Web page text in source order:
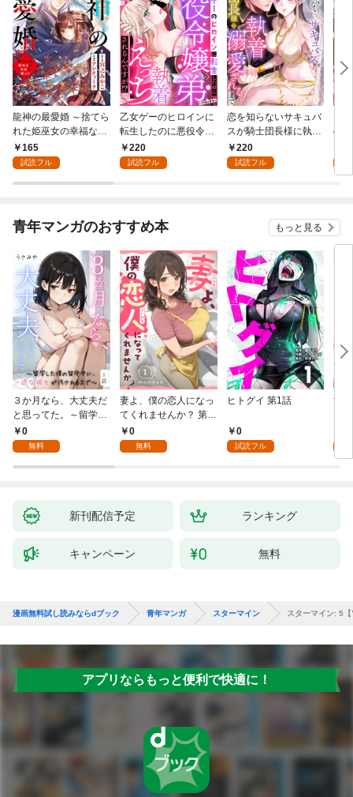
龍神の最愛婚 ～捨てら
れた姫巫女の幸福な嫁
入り～: 1
165
試読フル
乙女ゲーのヒロインに
転生したのに悪役令嬢
の弟（攻略対象外）に
執着えっちされるんで
220
試読フル
恋を知らないサキュバ
スが騎士団長様に執着
溺愛されるまで: 1
220
試読フル
の
青年マンガのおすすめ本 もっと見る
３か月なら、大丈夫だ
と思ってた。～留学し
た僕の留守中に、一途
な彼女が汚されるまで
0
無料
妻よ、僕の恋人になっ
てくれませんか？ 第1
話0
無料
ヒトグイ 第1話
0
試読フル
世
新刊配信予定 ランキング
キャンペーン 無料
漫画無料試し読みならdブック 青年マンガ スターマイン スターマイン: 5
アプリならもっと便利で快適に！